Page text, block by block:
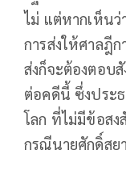
ไม่ แต่หากเห็นว่
การส่งให้ศาลฎี
ส่งก็จะต้องตอบ
ต่อคดีนี้ ซึ่งประ
โลก ที่ไม่มีข้อส
กรณีนายศักดิ์สย